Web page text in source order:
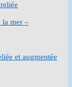
la mer –
et augmentée